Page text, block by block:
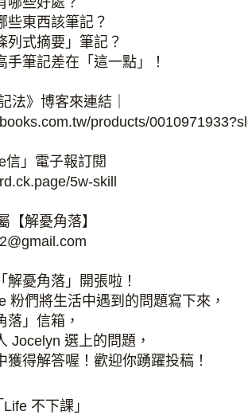
些東西該筆記？
列式摘要」筆記？
手筆記差在「這一點」！
法》博客來連結｜
products/
」電子報訂閱
5w-skill
【解憂角落】
解憂角落」開張啦！
粉們將生活中遇到的問題寫下來，
落」信箱，
Jocelyn 選上的問題，
獲得解答喔！歡迎你踴躍投稿！
不下課」